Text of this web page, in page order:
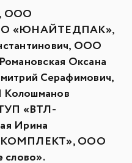
ООО
«ЮНАЙТЕДПАК»,
ООО
Оксана
Серафимович,
«ВТЛ-
Ирина
КОМПЛЕКТ», ООО